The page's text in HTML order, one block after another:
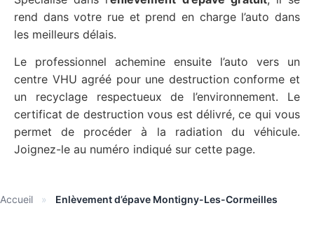
rend dans votre rue et prend en charge l’auto dans
les meilleurs délais.
Le professionnel achemine ensuite l’auto vers un
centre VHU agréé pour une destruction conforme et
un recyclage respectueux de l’environnement. Le
certificat de destruction vous est délivré, ce qui vous
permet de procéder à la radiation du véhicule.
Joignez-le au numéro indiqué sur cette page.
Accueil » Enlèvement d’épave Montigny-Les-Cormeilles